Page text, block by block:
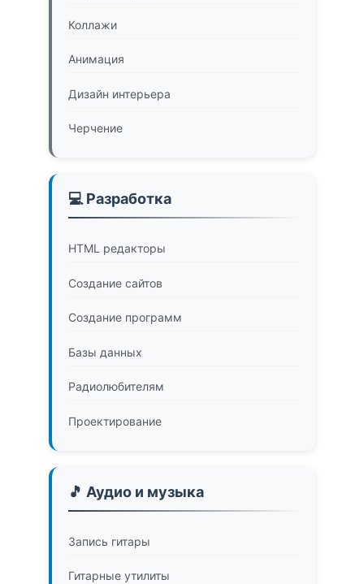
Коллажи
Анимация
Дизайн интерьера
Черчение
💻 Разработка
HTML редакторы
Создание сайтов
Создание программ
Базы данных
Радиолюбителям
Проектирование
🎵 Аудио и музыка
Запись гитары
Гитарные утилиты